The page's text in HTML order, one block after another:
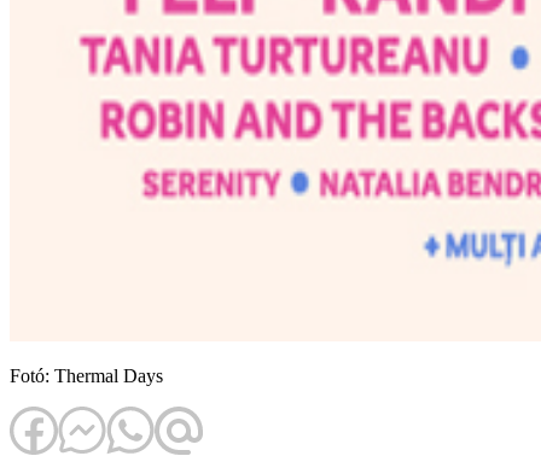
Fotó: Thermal Days